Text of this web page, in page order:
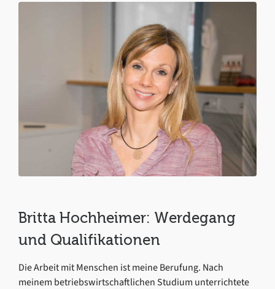
Britta Hochheimer: Werdegang
und Qualifikationen
Die Arbeit mit Menschen ist meine Berufung. Nach
meinem betriebswirtschaftlichen Studium unterrichtete